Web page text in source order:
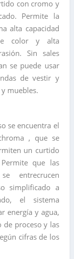
con cromo y
Permite la
alta capacidad
color y alta
Sin sales
se puede usar
de vestir y
muebles.
se encuentra el
, que se
un curtido
que las
entrecrucen
simplificado a
el sistema
energía y agua,
proceso y las
cifras de los